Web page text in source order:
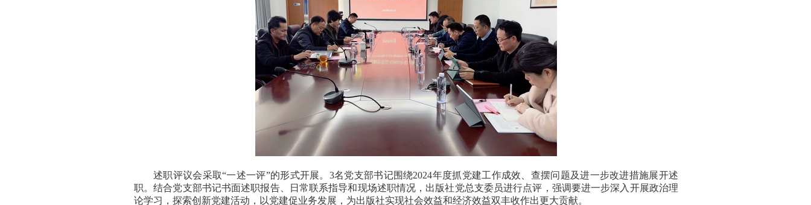
述职评议会采取“一述一评”的形式开展。3名党支部书记围绕2024年度抓党建工作成效、查摆问题及进一步改进措施展开述
职。结合党支部书记书面述职报告、日常联系指导和现场述职情况，出版社党总支委员进行点评，强调要进一步深入开展政治理
论学习，探索创新党建活动，以党建促业务发展，为出版社实现社会效益和经济效益双丰收作出更大贡献。